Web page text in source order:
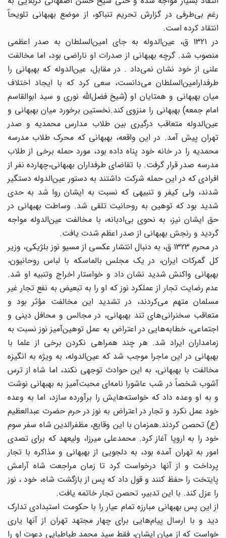
رغم بی‌طرفی در گزارش تحریم تنباکو، از موضع بهبهانی تلویحاً
انتقاد کرده است.
در 1321 ق، عین‌الدوله به جای امین‌السلطان به صدر اعظمی
منصوب شد. گرچه بهبهانی از صدرات او ناراضی بود، اما مخالفت
علنی از خود نشان نمی‌داد . در مقابل، عین‌الدوله که بهبهانی را
طرفدارامین‌السلطان می‌دانست، سعی کرد که با ایجاد اختلاف
میان بهبهانی و همتایان او (شیخ فضل‌الله نوری و سید ابوالقاسم
امام جمعه) بهبهانی را منزوی کند.نخستین برخورد میان بهبهانی و
عین‌الدوله متعاقب درگیری بین طلاب مدارس محمدیه و صدر
تهران پیش آمد. در این واقعه، بهبهانی که محرک طلاب مدرسه
محمدیه را در خانه خود پناه داده بود، مورد حمله برخی از طلاب
مدرسه صدر قرار گرفت. با تقاضای طرفداران بهبهانی،‌چهارده نفر از
افرادی که در این حمله شرکت داشتند به دستور عین‌الدوله دستگیر
شدند، ولی کیفر و تنبیهی که نسبت به ایشان روا شد به حدی
شدید بود که توهین به روحانیت تلقی شد. وساطت بهبهانی در
حق ایشان نیز، به نحوی بی‌ادبانه، با مخالفت عین‌الدوله مواجه
گردید و رنجش بهبهانی از صدر اعظم شدت یافت.
در محرم 1323 ق، به دنبال انتشار عکسی از مسیو نوز بلژیکی، وزیر
کل گمرکات ایران، در یک مجلس بالماسکه با لباس روحانیون،
بهبهانی واکنش شدید نشان داد و خواستار اخراج وتنبیه او شد.
عدم رضایت تجار از عملکرد نوز که او را به تبعیض به نفع تجار غیر
مسلمان متهم می‌کردند، در تشدید این مخالفت مؤثر بود و
متعاقب سخنرانی‌های تند بهبهانی، در مجالس و محافل دینی و
اجتماعی، خطابه‌هایی در اعتراض به عمل توهین‌آمیز نوز نسبت به
زمامداران ایراد شد. هر چند همراهی نکردن برخی از علما با
بهبهانی در این ماجرا موجب شد که عین‌الدوله، به ویژه به انگیزه
مخالفت با بهبهانی، به این حوادث توجهی نکند، اما شاه از ترس
آشوب شخصاً در شب عاشورا نامه‌ای محبت‌آمیز به بهبهانی نوشت
و به او وعده داد که خواسته‌هایش را برآورده سازد، اما به وعده
خود عمل نکرد و تجار در اعتراض به نوز در حرم حضرت عبدالعظیم
(ع) تحصن کردند.همزمان با این وقایع، مظفرالدین شاه سفر سوم
خود را به اروپا آغاز کرد. محمد‌علی میرزا، ولیعهد که برای تصدی
امور به تهران آمده بود، به دلجویی از بهبهانی و مذاکره با تجار
پرداخت و از آنها درخواست کرد تا زمان مراجعت شاه آرامش
پایتخت را حفظ کنند و قول داد که پس از بازگشت شاه، خود ، نوز
را عزل کند. با این تدبیر، تحصن تجار خاتمه یافت.
از این پس بهبهانی مبارزه تمام عیار را با حکومت استبدادی تدارک
دید و با ارسال پیام‌هایی برای چهار مجتهد تهران از آنها یاری
خواست که از میان ایشان، فقط سید محمد طباطبایی دعوت او را